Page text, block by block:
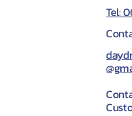
Tel: